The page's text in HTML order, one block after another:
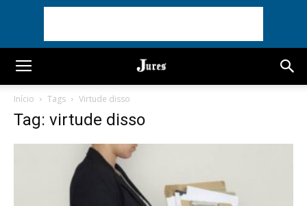
Início Tags Virtude disso
Tag: virtude disso